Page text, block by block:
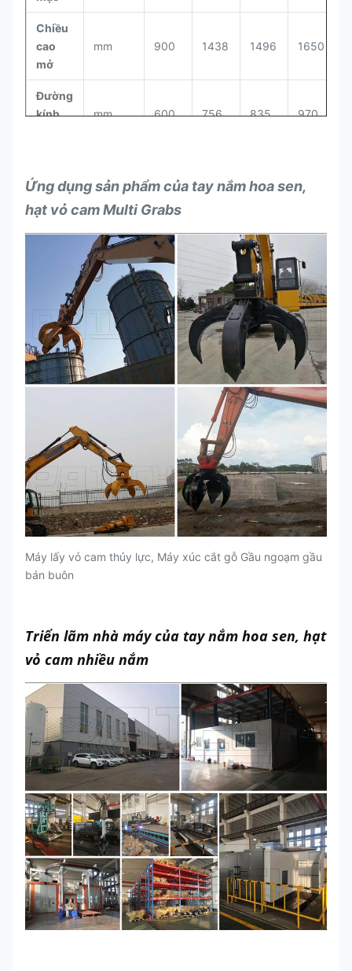
Chiều
cao
mở
mm 900 1438 1496 1650
Đường
kính
mm 600 756 835 970
cao
cửa
mm 1150 1660 1892 2085
m³ 0,3 0,8 1
Tối
đaTải
Kilôgam 800 1600 2000 2600
Máy
xúc
tấn 8-11 12-17
25
26-
35
chảy
nhu
cầu
l / phút 90 220
Giờ
mở
cửa
l / phút 15 16 15 16
Ứng dụng sản phẩm của tay nắm hoa sen,
hạt vỏ cam Multi Grabs
Máy lấy vỏ cam thủy lực, Máy xúc cắt gỗ Gầu ngoạm gầu
bán buôn
Triển lãm nhà máy của tay nắm hoa sen, hạt
vỏ cam nhiều nắm